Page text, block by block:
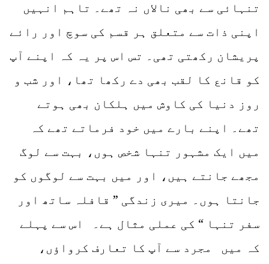
تنہائی سے بھی نالاں نہ تھے۔ تاہم انہیں
اپنی ذات سے متعلق ہر قسم کی سوچ اور رائے
پریشان رکھتی تھی۔ تس اس پر یہ کہ اپنے آپ
کو قانع کا لقب بھی دے رکھا تھا، اور شب و
روز دنیا کی کاوش میں ہلکان بھی ہوتے
تھے۔ اپنے بارے میں خود فرماتے تھے کہ
میں ایک مشہور تنہا شخص ہوں، بہت سے لوگ
مجھے جانتے ہیں، اور میں بہت سے لوگوں کو
جانتا ہوں۔ میری زندگی ” قافلہ ساتھ اور
سفر تنہا “ کی عملی مثال ہے۔ اس سے پہلے
کہ میں مجرد سے آپ کا تعارف کرواؤں،